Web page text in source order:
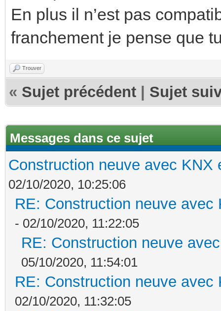
En plus il n’est pas
franchement je pense que
Trouver
« Sujet précédent Sujet
Messages dans ce sujet
Construction neuve avec KNX
02/10/2020, 10:25:06
RE: Construction neuve avec
- 02/10/2020, 11:22:05
RE: Construction neuve
05/10/2020, 11:54:01
RE: Construction neuve avec
02/10/2020, 11:32:05